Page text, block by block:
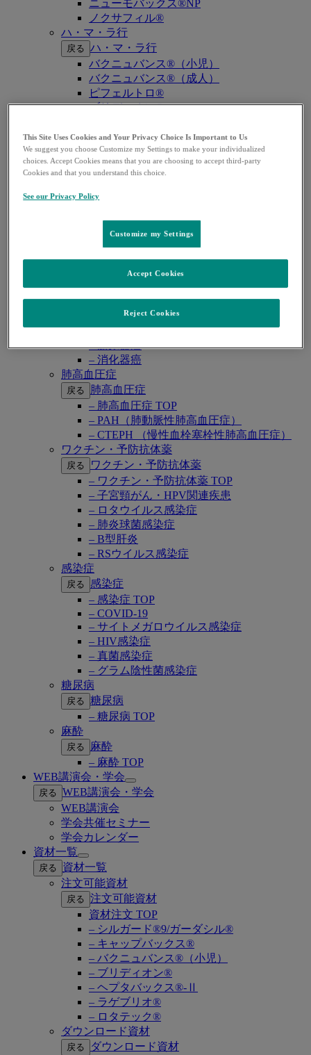
ニューモバックス®NP
ノクサフィル®
ハ・マ・ラ行
戻る ハ・マ・ラ行
バクニュバンス®（小児）
バクニュバンス®（成人）
ピフェルトロ®
ブリディオン®
プレバイミス®臓器移植
ヘプタバックス®-Ⅱ
ラゲブリオ®
リムパーザ®
レンビマ®
ロタテック®
Open
submenu
戻る 悪性腫瘍
– 悪性腫瘍 TOP
– 婦人科癌
– 泌尿器癌
– 消化器癌
肺高血圧症
戻る
肺高血圧症
– 肺高血圧症 TOP
– PAH（肺動脈性肺高血圧症）
– CTEPH （慢性血栓塞栓性肺高血圧症）
ワクチン・予防抗体薬
戻る
ワクチン・予防抗体薬
– ワクチン・予防抗体薬 TOP
– 子宮頸がん・HPV関連疾患
– ロタウイルス感染症
– 肺炎球菌感染症
– B型肝炎
– RSウイルス感染症
感染症
戻る
感染症
– 感染症 TOP
– COVID-19
– サイトメガロウイルス感染症
– HIV感染症
– 真菌感染症
– グラム陰性菌感染症
糖尿病
戻る 糖尿病
– 糖尿病 TOP
麻酔
戻る
麻酔
– 麻酔 TOP
WEB講演会・学会
Open
submenu
戻る WEB講演会・学会
WEB講演会
学会共催セミナー
学会カレンダー
資材一覧
Open
submenu
戻る
資材一覧
注文可能資材
戻る 注文可能資材
資材注文 TOP
– シルガード®9/ガーダシル®
– キャップバックス®
– バクニュバンス®（小児）
– ブリディオン®
– ヘプタバックス®-Ⅱ
– ラゲブリオ®
– ロタテック®
ダウンロード資材
戻る ダウンロード資材
This Site Uses Cookies and Your Privacy Choice Is Important to Us
We suggest you choose Customize my Settings to make your individualized
choices. Accept Cookies means that you are choosing to accept third-party
Cookies and that you understand this choice.
See our Privacy Policy
Customize my Settings
Reject Cookies
Accept Cookies